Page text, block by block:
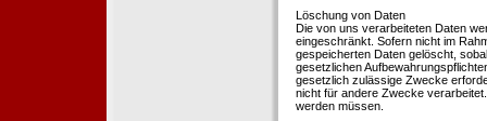
Löschung von Daten
Die von uns verarbeiteten Daten
eingeschränkt. Sofern nicht im
gespeicherten Daten gelöscht,
gesetzlichen
gesetzlich zulässige Zwecke
nicht für andere Zwecke
werden müssen.